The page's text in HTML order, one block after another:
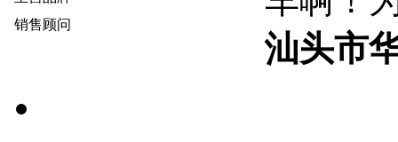
销售顾问
汕头市